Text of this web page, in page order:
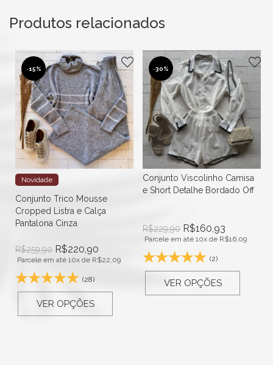
Produtos relacionados
-15%
Novidade
Conjunto Trico Mousse
Cropped Listra e Calça
Pantalona Cinza
R$259,90 R$220,90
Parcele em até 10x de R$22,09
(28)
VER OPÇÕES
-30%
Conjunto Viscolinho Camisa
e Short Detalhe Bordado Off
R$229,90 R$160,93
Parcele em até 10x de R$16,09
(2)
VER OPÇÕES